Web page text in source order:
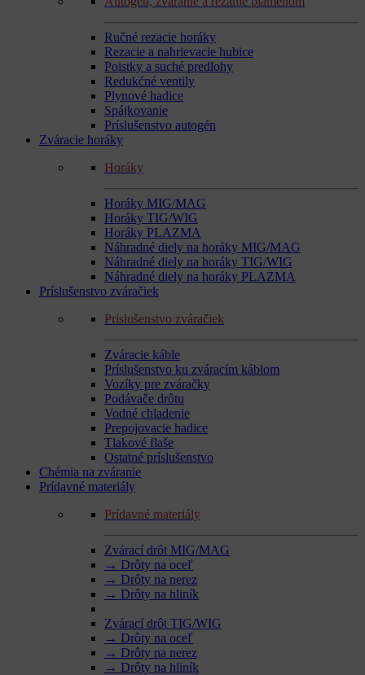
Ručné rezacie horáky
Rezacie a nahrievacie hubice
Poistky a suché predlohy
Redukčné ventily
Plynové hadice
Spájkovanie
Príslušenstvo autogén
Zváracie horáky
Horáky
Horáky MIG/MAG
Horáky TIG/WIG
Horáky PLAZMA
Náhradné diely na horáky MIG/MAG
Náhradné diely na horáky TIG/WIG
Náhradné diely na horáky PLAZMA
Príslušenstvo zváračiek
Príslušenstvo zváračiek
Zváracie káble
Príslušenstvo ku zváracím káblom
Vozíky pre zváračky
Podávače drôtu
Vodné chladenie
Prepojovacie hadice
Tlakové flaše
Ostatné príslušenstvo
Chémia na zváranie
Prídavné materiály
Prídavné materiály
Zvárací drôt MIG/MAG
→ Drôty na oceľ
→ Drôty na nerez
→ Drôty na hliník
Zvárací drôt TIG/WIG
→ Drôty na oceľ
→ Drôty na nerez
→ Drôty na hliník